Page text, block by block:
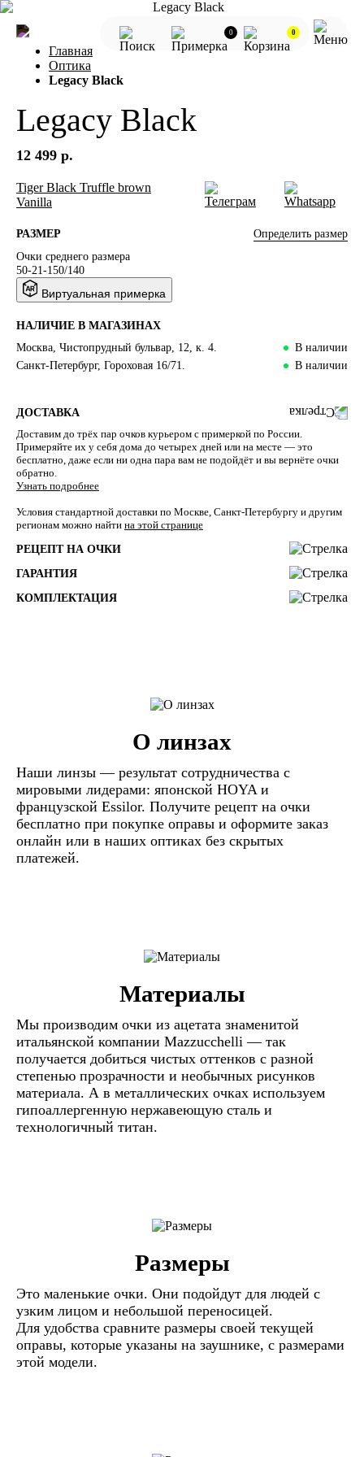
0 0
Главная
Оптика
Legacy Black
Legacy Black
12 499 р.
Tiger Black Truffle brown
Vanilla
РАЗМЕР
Определить размер
Очки среднего размера
50-21-150/140
Виртуальная примерка
НАЛИЧИЕ В МАГАЗИНАХ
Москва, Чистопрудный бульвар, 12, к. 4.
В наличии
Санкт-Петербург, Гороховая 16/71.
В наличии
ДОСТАВКА
Доставим до трёх пар очков курьером с примеркой по России.
Примеряйте их у себя дома до четырех дней или на месте — это
бесплатно, даже если ни одна пара вам не подойдёт и вы вернёте очки
обратно.
Узнать подробнее
Условия стандартной доставки по Москве, Санкт-Петербургу и другим
регионам можно найти на этой странице
РЕЦЕПТ НА ОЧКИ
ГАРАНТИЯ
КОМПЛЕКТАЦИЯ
О линзах
Наши линзы — результат сотрудничества с
мировыми лидерами: японской HOYA и
французской Essilor. Получите рецепт на очки
бесплатно при покупке оправы и оформите заказ
онлайн или в наших оптиках без скрытых
платежей.
Материалы
Мы производим очки из ацетата знаменитой
итальянской компании Mazzucchelli — так
получается добиться чистых оттенков с разной
степенью прозрачности и необычных рисунков
материала. А в металлических очках используем
гипоаллергенную нержавеющую сталь и
технологичный титан.
Размеры
Это маленькие очки. Они подойдут для людей с
узким лицом и небольшой переносицей.
Для удобства сравните размеры своей текущей
оправы, которые указаны на заушнике, с размерами
этой модели.